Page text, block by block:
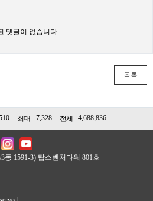
댓글이 없습니다.
목록
최대 7,328 전체 4,688,836
동 1591-3) 탑스벤처타워 801호